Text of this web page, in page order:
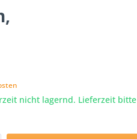
nicht lagernd. Lieferzeit bitte